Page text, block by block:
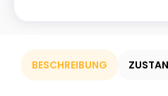
BESCHREIBUNG